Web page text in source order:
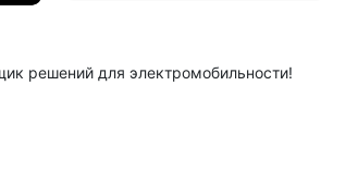
решений для электромобильности!